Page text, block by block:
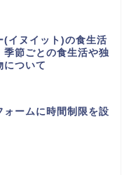
(イヌイット)の食生活
季節ごとの食生活や独
について
ォームに時間制限を設